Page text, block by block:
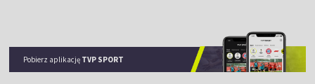
Pobierz aplikację TVP SPORT